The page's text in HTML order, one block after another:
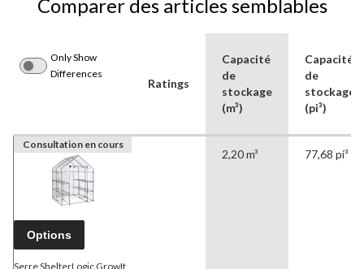
Comparer des articles semblables
Only Show
Differences
Ratings
Capacité
de
stockage
(m³)
Capacité
de
stockage
(pi³)
Consultation en cours
Options
Serre ShelterLogic GrowIt,
2,20 m³ 77,68 pi³